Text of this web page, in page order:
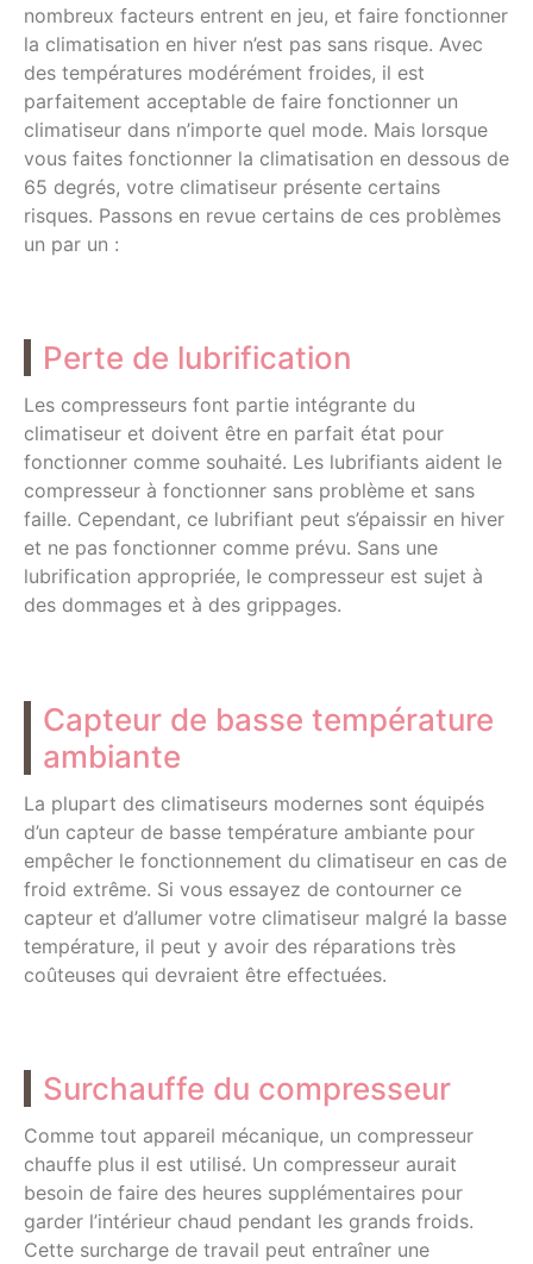
nombreux facteurs entrent en jeu, et faire fonctionner
la climatisation en hiver n’est pas sans risque. Avec
des températures modérément froides, il est
parfaitement acceptable de faire fonctionner un
climatiseur dans n’importe quel mode. Mais lorsque
vous faites fonctionner la climatisation en dessous de
65 degrés, votre climatiseur présente certains
risques. Passons en revue certains de ces problèmes
un par un :
Perte de lubrification
Les compresseurs font partie intégrante du
climatiseur et doivent être en parfait état pour
fonctionner comme souhaité. Les lubrifiants aident le
compresseur à fonctionner sans problème et sans
faille. Cependant, ce lubrifiant peut s’épaissir en hiver
et ne pas fonctionner comme prévu. Sans une
lubrification appropriée, le compresseur est sujet à
des dommages et à des grippages.
Capteur de basse température
ambiante
La plupart des climatiseurs modernes sont équipés
d’un capteur de basse température ambiante pour
empêcher le fonctionnement du climatiseur en cas de
froid extrême. Si vous essayez de contourner ce
capteur et d’allumer votre climatiseur malgré la basse
température, il peut y avoir des réparations très
coûteuses qui devraient être effectuées.
Surchauffe du compresseur
Comme tout appareil mécanique, un compresseur
chauffe plus il est utilisé. Un compresseur aurait
besoin de faire des heures supplémentaires pour
garder l’intérieur chaud pendant les grands froids.
Cette surcharge de travail peut entraîner une